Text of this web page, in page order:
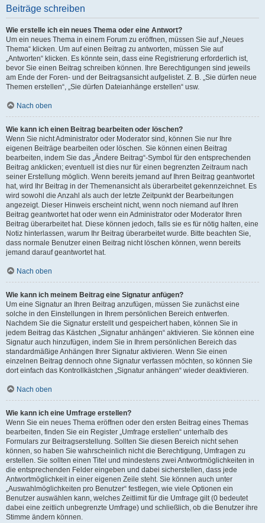
Beiträge schreiben
Wie erstelle ich ein neues Thema oder eine Antwort?
Um ein neues Thema in einem Forum zu eröffnen, müssen Sie auf „Neues
Thema“ klicken. Um auf einen Beitrag zu antworten, müssen Sie auf
„Antworten“ klicken. Es könnte sein, dass eine Registrierung erforderlich ist,
bevor Sie einen Beitrag schreiben können. Ihre Berechtigungen sind jeweils
am Ende der Foren- und der Beitragsansicht aufgelistet. Z. B. „Sie dürfen neue
Themen erstellen“, „Sie dürfen Dateianhänge erstellen“ usw.
Nach oben
Wie kann ich einen Beitrag bearbeiten oder löschen?
Wenn Sie nicht Administrator oder Moderator sind, können Sie nur Ihre
eigenen Beiträge bearbeiten oder löschen. Sie können einen Beitrag
bearbeiten, indem Sie das „Ändere Beitrag“-Symbol für den entsprechenden
Beitrag anklicken; eventuell ist dies nur für einen begrenzten Zeitraum nach
seiner Erstellung möglich. Wenn bereits jemand auf Ihren Beitrag geantwortet
hat, wird Ihr Beitrag in der Themenansicht als überarbeitet gekennzeichnet. Es
wird sowohl die Anzahl als auch der letzte Zeitpunkt der Bearbeitungen
angezeigt. Dieser Hinweis erscheint nicht, wenn noch niemand auf Ihren
Beitrag geantwortet hat oder wenn ein Administrator oder Moderator Ihren
Beitrag überarbeitet hat. Diese können jedoch, falls sie es für nötig halten, eine
Notiz hinterlassen, warum Ihr Beitrag überarbeitet wurde. Bitte beachten Sie,
dass normale Benutzer einen Beitrag nicht löschen können, wenn bereits
jemand darauf geantwortet hat.
Nach oben
Wie kann ich meinem Beitrag eine Signatur anfügen?
Um eine Signatur an Ihren Beitrag anzufügen, müssen Sie zunächst eine
solche in den Einstellungen in Ihrem persönlichen Bereich entwerfen.
Nachdem Sie die Signatur erstellt und gespeichert haben, können Sie in
jedem Beitrag das Kästchen „Signatur anhängen“ aktivieren. Sie können eine
Signatur auch hinzufügen, indem Sie in Ihrem persönlichen Bereich das
standardmäßige Anhängen Ihrer Signatur aktivieren. Wenn Sie einen
einzelnen Beitrag dennoch ohne Signatur verfassen möchten, so können Sie
dort einfach das Kontrollkästchen „Signatur anhängen“ wieder deaktivieren.
Nach oben
Wie kann ich eine Umfrage erstellen?
Wenn Sie ein neues Thema eröffnen oder den ersten Beitrag eines Themas
bearbeiten, finden Sie ein Register „Umfrage erstellen“ unterhalb des
Formulars zur Beitragserstellung. Sollten Sie diesen Bereich nicht sehen
können, so haben Sie wahrscheinlich nicht die Berechtigung, Umfragen zu
erstellen. Sie sollten einen Titel und mindestens zwei Antwortmöglichkeiten in
die entsprechenden Felder eingeben und dabei sicherstellen, dass jede
Antwortmöglichkeit in einer eigenen Zeile steht. Sie können auch unter
„Auswahlmöglichkeiten pro Benutzer“ festlegen, wie viele Optionen ein
Benutzer auswählen kann, welches Zeitlimit für die Umfrage gilt (0 bedeutet
dabei eine zeitlich unbegrenzte Umfrage) und schließlich, ob die Benutzer ihre
Stimme ändern können.